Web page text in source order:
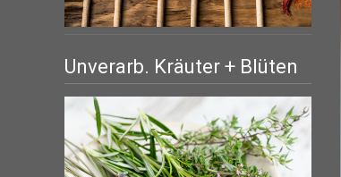
Unverarb. Kräuter + Blüten